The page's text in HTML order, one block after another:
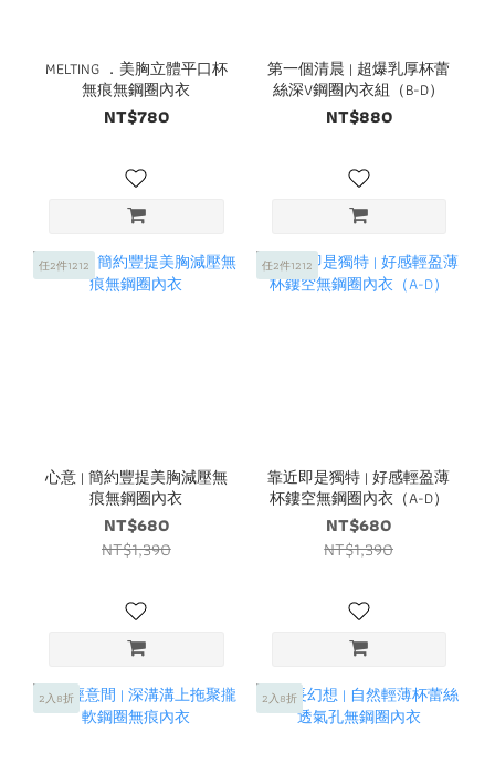
MELTING ．美胸立體平口杯
無痕無鋼圈內衣
NT$780
第一個清晨 | 超爆乳厚杯蕾
絲深V鋼圈內衣組（B-D）
NT$880
任2件1212
心意 | 簡約豐提美胸減壓無
痕無鋼圈內衣
NT$680
NT$1,390
任2件1212
靠近即是獨特 | 好感輕盈薄
杯鏤空無鋼圈內衣（A-D）
NT$680
NT$1,390
2入8折 2入8折